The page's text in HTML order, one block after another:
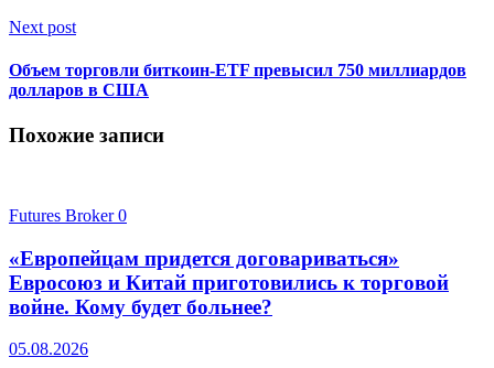
Next post
Объем торговли биткоин-ETF превысил 750 миллиардов
долларов в США
Похожие записи
Futures Broker0
«Европейцам придется договариваться»
Евросоюз и Китай приготовились к торговой
войне. Кому будет больнее?
05.08.2026